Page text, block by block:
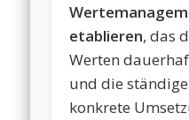
etablieren, das
Werten
und die
konkrete